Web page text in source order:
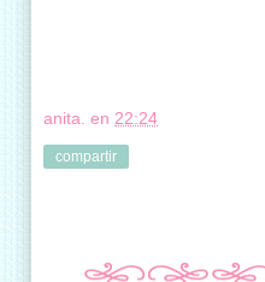
anita. en 22:24
compartir